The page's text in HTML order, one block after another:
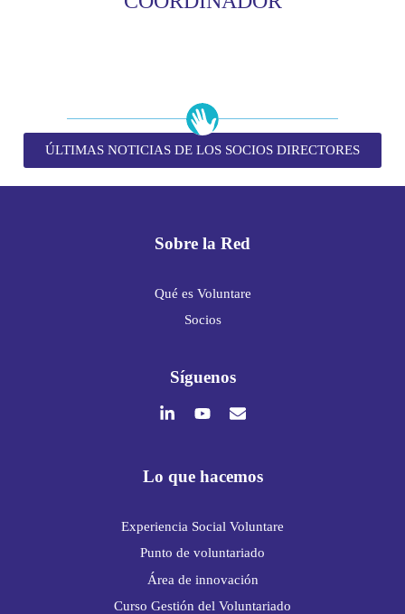
ÚLTIMAS NOTICIAS DE LOS SOCIOS DIRECTORES
Sobre la Red
Qué es Voluntare
Socios
Síguenos
Lo que hacemos
Experiencia Social Voluntare
Punto de voluntariado
Área de innovación
Curso Gestión del Voluntariado